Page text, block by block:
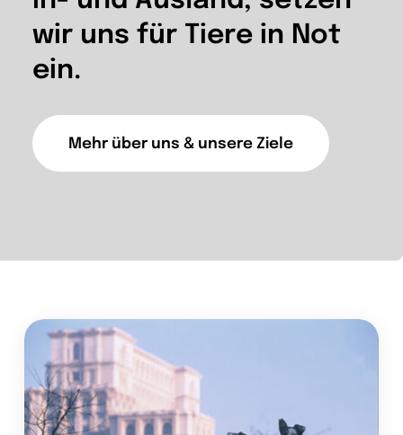
wir uns für Tiere in Not
ein.
Mehr über uns & unsere Ziele